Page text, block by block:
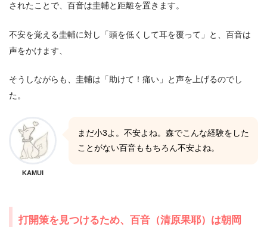
されたことで、百音は圭輔と距離を置きます。
不安を覚える圭輔に対し「頭を低くして耳を覆って」と、百音は
声をかけます、
そうしながらも、圭輔は「助けて！痛い」と声を上げるのでし
た。
KAMUI
まだ小3よ。不安よね。森でこんな経験をした
ことがない百音ももちろん不安よね。
打開策を見つけるため、百音（清原果耶）は朝岡